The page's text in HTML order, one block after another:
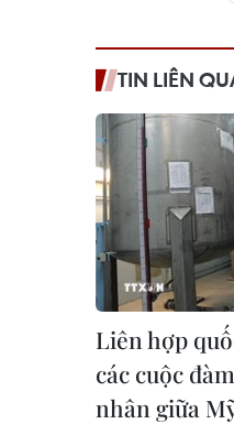
TIN LIÊN
Liên hợp
các cuộc
nhân giữa